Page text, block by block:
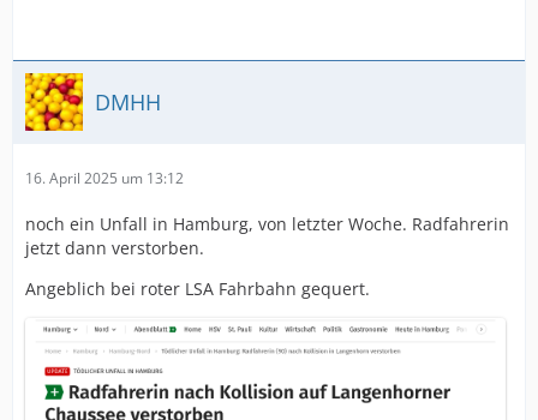
DMHH
16. April 2025 um 13:12
noch ein Unfall in Hamburg, von letzter Woche. Radfahrerin
jetzt dann verstorben.
Angeblich bei roter LSA Fahrbahn gequert.